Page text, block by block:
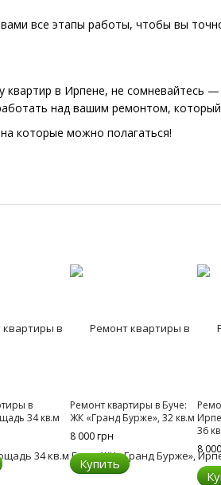
все этапы работы, чтобы вы
квартир в Ирпене, не
над вашим ремонтом,
которые можно полагаться!
в
34 кв.м
Ремонт квартиры в Буче:
ЖК «Гранд Бурже», 32 кв.м
8 000 грн
Купить
36 кв.
8